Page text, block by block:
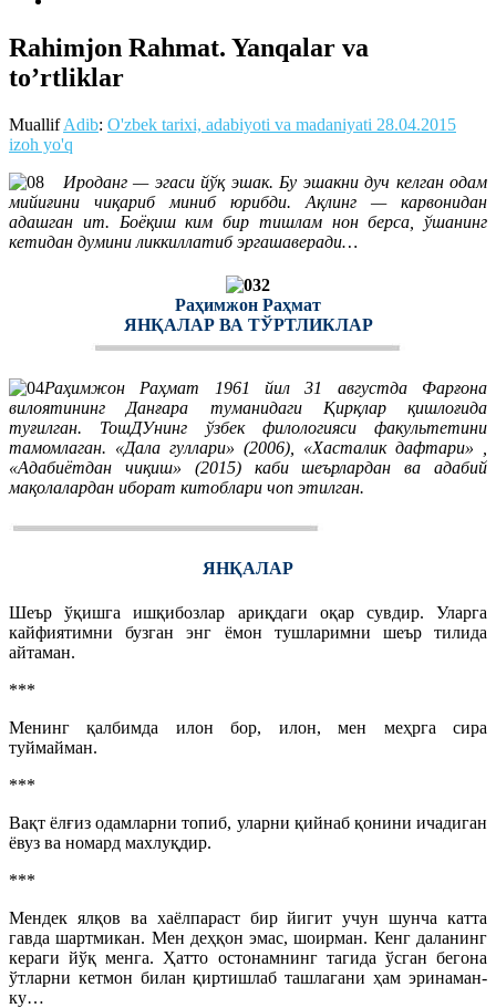
Rahimjon Rahmat. Yanqalar va
to’rtliklar
MuallifAdib: O'zbek tarixi, adabiyoti va madaniyati 28.04.2015
izoh yo'q
Ироданг — эгаси йўқ эшак. Бу эшакни дуч келган одам
мийиғини чиқариб миниб юрибди. Ақлинг — карвонидан
адашган ит. Боёқиш ким бир тишлам нон берса, ўшанинг
кетидан думини ликкиллатиб эргашаверади…
Раҳимжон Раҳмат
ЯНҚАЛАР ВА ТЎРТЛИКЛАР
Раҳимжон Раҳмат 1961 йил 31 августда Фарғона
вилоятининг Данғара туманидаги Қирқлар қишлоғида
туғилган. ТошДУнинг ўзбек филологияси факультетини
тамомлаган. «Дала гуллари» (2006), «Хасталик дафтари» ,
«Адабиётдан чиқиш» (2015) каби шеърлардан ва адабий
мақолалардан иборат китоблари чоп этилган.
ЯНҚАЛАР
Шеър ўқишга ишқибозлар ариқдаги оқар сувдир. Уларга
кайфиятимни бузган энг ёмон тушларимни шеър тилида
айтаман.
***
Менинг қалбимда илон бор, илон, мен меҳрга сира
туймайман.
***
Вақт ёлғиз одамларни топиб, уларни қийнаб қонини ичадиган
ёвуз ва номард махлуқдир.
***
Мендек ялқов ва хаёлпараст бир йигит учун шунча катта
гавда шартмикан. Мен деҳқон эмас, шоирман. Кенг даланинг
кераги йўқ менга. Ҳатто остонамнинг тагида ўсган бегона
ўтларни кетмон билан қиртишлаб ташлагани ҳам эринаман-
ку…